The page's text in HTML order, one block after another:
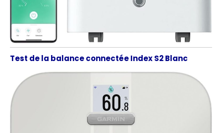
Test de la balance connectée Index S2 Blanc